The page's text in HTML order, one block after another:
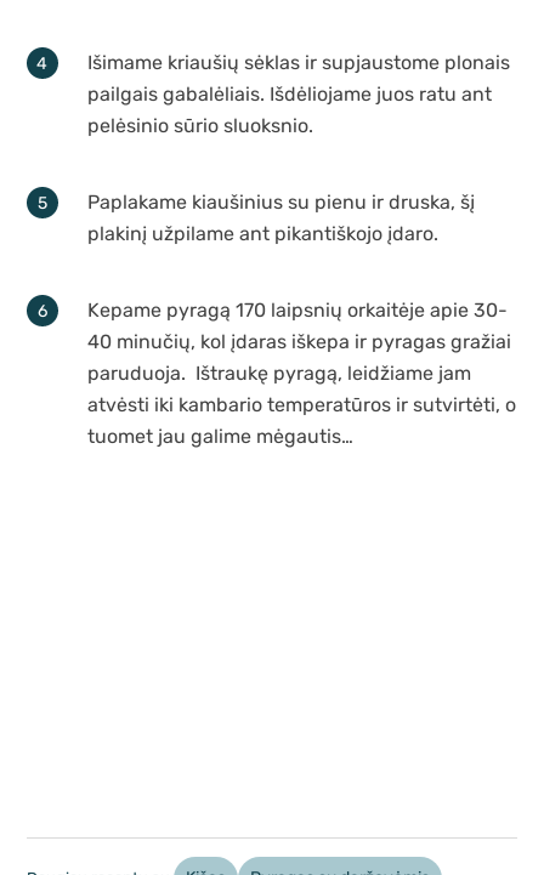
Išimame kriaušių sėklas ir supjaustome plonais
pailgais gabalėliais. Išdėliojame juos ratu ant
pelėsinio sūrio sluoksnio.
Paplakame kiaušinius su pienu ir druska, šį
plakinį užpilame ant pikantiškojo įdaro.
Kepame pyragą 170 laipsnių orkaitėje apie 30-
40 minučių, kol įdaras iškepa ir pyragas gražiai
paruduoja. Ištraukę pyragą, leidžiame jam
atvėsti iki kambario temperatūros ir sutvirtėti, o
tuomet jau galime mėgautis…